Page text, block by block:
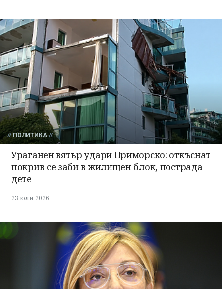
ПОЛИТИКА
Ураганен вятър удари Приморско: откъснат
покрив се заби в жилищен блок, пострада
дете
23 юли 2026